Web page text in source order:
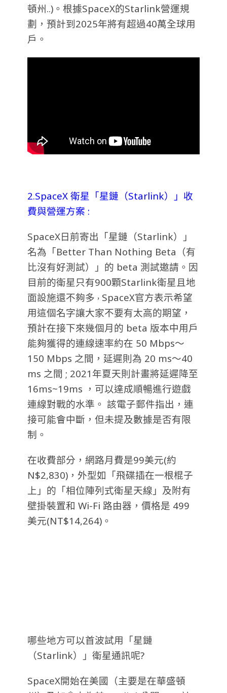
頓州..)。根據SpaceX的Starlink營運規
劃，預計到2025年將有超過40萬全球用
戶。
2.SpaceX 衛星「星鏈（Starlink）」收
費與營運方案 :
SpaceX日前寄出「星鏈（Starlink）」
名為「Better Than Nothing Beta（有
比沒有好測試）」的 beta 測試邀請。因
目前的衛星只有900顆Starlink衛星且地
面設施還不夠多 ， SpaceX官方表示希望
用這個名字讓大家不要有太高的期望，
預計在接下來幾個月的 beta 版本中用戶
能夠獲得的連線速率約在 50 Mbps～
150 Mbps 之間，延遲則為 20 ms～40
ms 之間 ; 2021年夏天則計畫將延遲降至
16ms~19ms ，可以達成順暢進行遊戲
連線對戰的水準。 該電子郵件指出，連
接可能會中斷，但未提及數據是否有限
制。
在收費部分，網路月費是99美元(約
N$2,830)，外型如「飛碟插在一根棍子
上」的「相位陣列式衛星天線」及附有
壁掛裝置和 Wi-Fi 路由器，價格是 499
美元(NT$14,264)。
哪些地方可以首波試用「星鏈
（Starlink）」衛星通訊呢?
SpaceX開始在美國（主要是在華盛頓